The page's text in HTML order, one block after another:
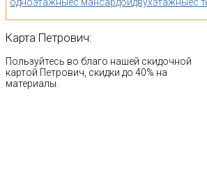
Карта Петрович:
Пользуйтесь во благо нашей скидочной
картой Петрович, скидки до 40% на
материалы.